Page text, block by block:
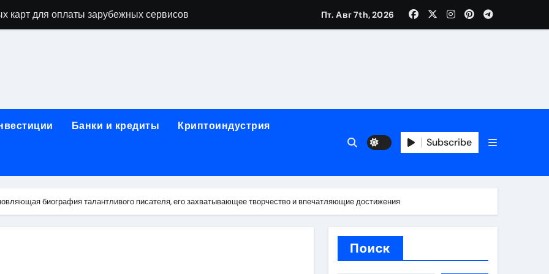
карт для оплаты зарубежных сервисов
документы и риски
ПТС онлайн на карту без визита в офис
качества
1С
Пт. Авг 7th, 2026
Банки и кредиты Криптоиндустрия
Subscribe
биография талантливого писателя, его захватывающее творчество и впечатляющие достижения
Поиск